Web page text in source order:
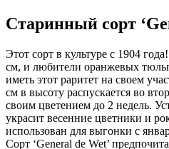
Старинный сорт
Этот сорт в культуре с 1904
см, и любители оранжевых
иметь этот раритет на своем
см в высоту распускается во
своим цветением до 2 недель.
украсит весенние цветники и
использован для выгонки с
Сорт ‘General de Wet’